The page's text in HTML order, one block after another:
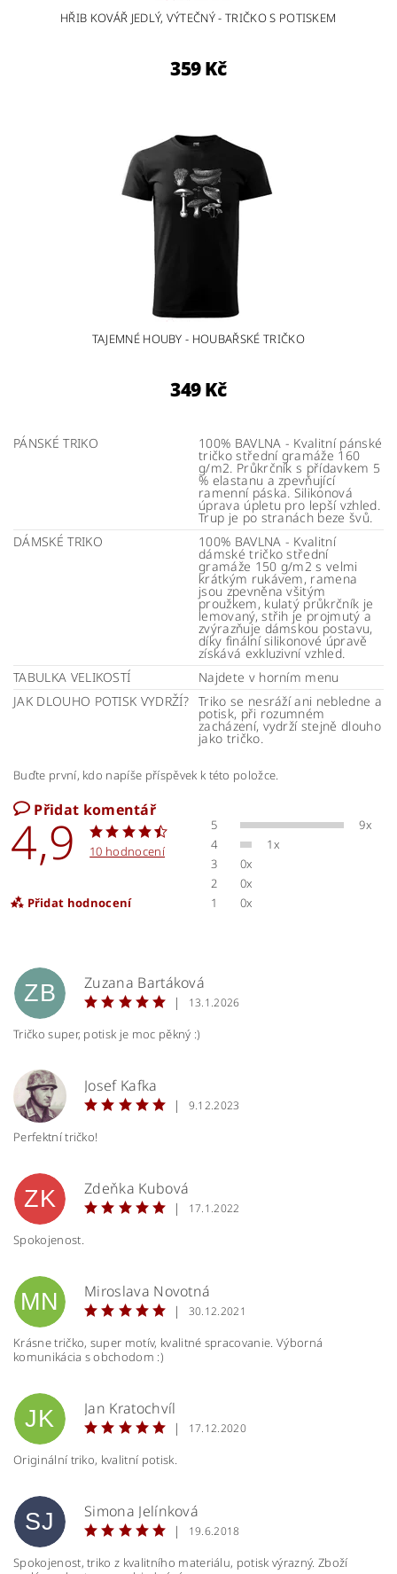
HŘIB KOVÁŘ JEDLÝ, VÝTEČNÝ - TRIČKO S POTISKEM
359 Kč
TAJEMNÉ HOUBY - HOUBAŘSKÉ TRIČKO
349 Kč
PÁNSKÉ TRIKO 100% BAVLNA - Kvalitní pánské
tričko střední gramáže 160
g/m2. Průkrčník s přídavkem 5
% elastanu a zpevňující
ramenní páska. Silikonová
úprava úpletu pro lepší vzhled.
Trup je po stranách beze švů.
DÁMSKÉ TRIKO
100% BAVLNA - Kvalitní
dámské tričko střední
gramáže 150 g/m2 s velmi
krátkým rukávem, ramena
jsou zpevněna všitým
proužkem, kulatý průkrčník je
lemovaný, střih je projmutý a
zvýrazňuje dámskou postavu,
díky finální silikonové úpravě
získává exkluzivní vzhled.
TABULKA VELIKOSTÍ
Najdete v horním menu
JAK DLOUHO POTISK VYDRŽÍ? Triko se nesráží ani nebledne a
potisk, při rozumném
zacházení, vydrží stejně dlouho
jako tričko.
Buďte první, kdo napíše příspěvek k této položce.
Přidat komentář
4,9 10 hodnocení
Přidat hodnocení
5
9x
4
1x
3
0x
2
0x
1
0x
ZB
Zuzana Bartáková
|
13.1.2026
Tričko super, potisk je moc pěkný :)
JK
Josef Kafka
|
9.12.2023
Perfektní tričko!
ZK
Zdeňka Kubová
|
17.1.2022
Spokojenost.
MN
Miroslava Novotná
|
30.12.2021
Krásne tričko, super motív, kvalitné spracovanie. Výborná
komunikácia s obchodom :)
JK
Jan Kratochvíl
|
17.12.2020
Originální triko, kvalitní potisk.
SJ
Simona Jelínková
|
19.6.2018
Spokojenost, triko z kvalitního materiálu, potisk výrazný. Zboží